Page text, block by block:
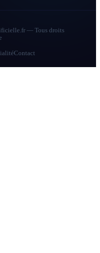
— Tous droits
Contact